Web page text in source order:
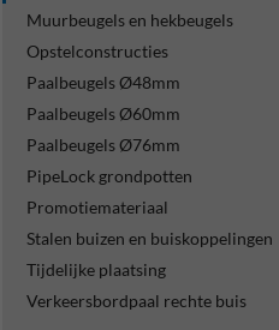
Muurbeugels en hekbeugels
Opstelconstructies
Paalbeugels Ø48mm
Paalbeugels Ø60mm
Paalbeugels Ø76mm
PipeLock grondpotten
Promotiemateriaal
Stalen buizen en buiskoppelingen
Tijdelijke plaatsing
Verkeersbordpaal rechte buis